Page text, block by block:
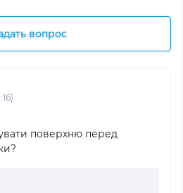
вопрос
поверхню перед